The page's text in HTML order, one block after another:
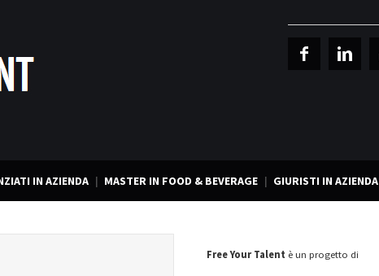
IN AZIENDA MASTER IN FOOD & BEVERAGE GIURISTI IN AZIENDA
Free Your Talent è un progetto di